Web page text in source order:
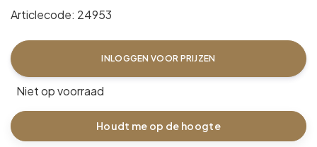
Articlecode: 24953
INLOGGEN VOOR PRIJZEN
Niet op voorraad
Houdt me op de hoogte